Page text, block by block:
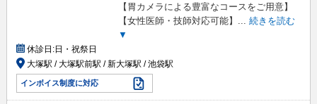
【胃カメラによる豊富なコースをご用意】
【女性医師・技師対応可能】 ... 続きを読む
▼
休診日:日・祝祭日
大塚駅 / 大塚駅前駅 / 新大塚駅 / 池袋駅
インボイス制度に対応